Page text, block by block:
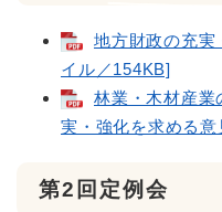
地方財政の充実
イル／154KB]
林業・木材産業
実・強化を求める
第2回定例会